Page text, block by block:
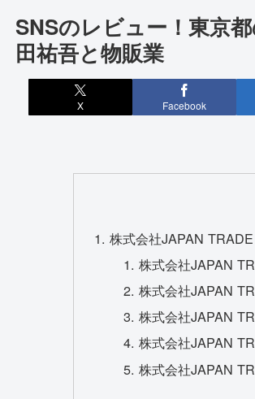
SNSのレビュー！東京
田祐吾と物販業
X Facebook
株式会社JAPAN
株式会社JAPAN
株式会社JAPAN
株式会社JAPAN
株式会社JAPAN
株式会社JAPAN